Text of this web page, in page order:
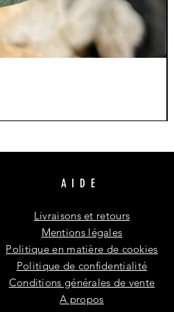
AIDE
Livraisons et retours
Mentions légales
Politique en matière de cookies
Politique de confidentialité
Conditions générales de vente
A propos